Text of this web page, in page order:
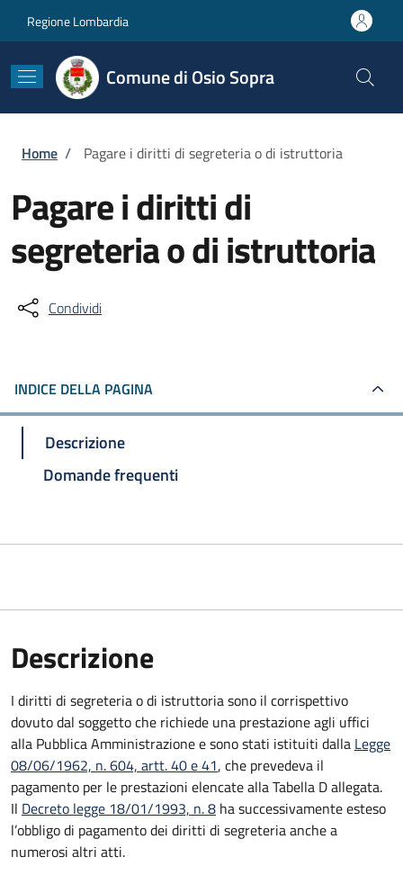
Regione Lombardia
Comune di Osio Sopra
Briciole di pane
Home / Pagare i diritti di segreteria o di istruttoria
Pagare i diritti di
segreteria o di istruttoria
Condividi
INDICE DELLA PAGINA
Descrizione
Domande frequenti
Descrizione
I diritti di segreteria o di istruttoria sono il corrispettivo
dovuto dal soggetto che richiede una prestazione agli uffici
alla Pubblica Amministrazione e sono stati istituiti dalla Legge
08/06/1962, n. 604, artt. 40 e 41, che prevedeva il
pagamento per le prestazioni elencate alla Tabella D allegata.
Il Decreto legge 18/01/1993, n. 8 ha successivamente esteso
l’obbligo di pagamento dei diritti di segreteria anche a
numerosi altri atti.